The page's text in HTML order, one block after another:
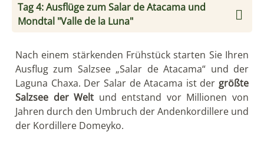
Tag 4: Ausflüge zum Salar de Atacama und
Mondtal "Valle de la Luna"
Nach einem stärkenden Frühstück starten Sie Ihren
Ausflug zum Salzsee „Salar de Atacama“ und der
Laguna Chaxa. Der Salar de Atacama ist der größte
Salzsee der Welt und entstand vor Millionen von
Jahren durch den Umbruch der Andenkordillere und
der Kordillere Domeyko.